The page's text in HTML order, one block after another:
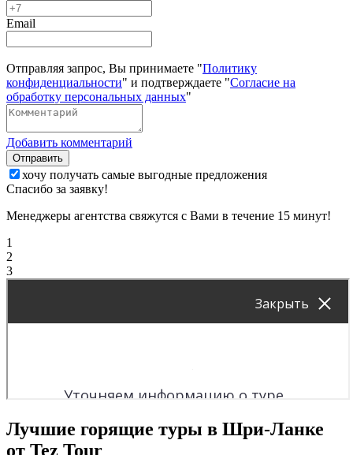
Email
Отправляя запрос, Вы принимаете "Политику
конфиденциальности" и подтверждаете "Согласие на
обработку персональных данных"
Добавить комментарий
Отправить
хочу получать самые выгодные предложения
Спасибо за заявку!
Менеджеры агентства свяжутся с Вами в течение 15 минут!
1
2
3
Лучшие горящие туры в Шри-Ланке
от Tez Tour